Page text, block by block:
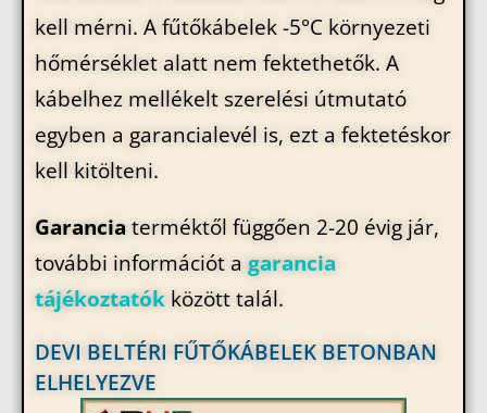
kell mérni. A fűtőkábelek -5°C környezeti
hőmérséklet alatt nem fektethetők. A
kábelhez mellékelt szerelési útmutató
egyben a garancialevél is, ezt a fektetéskor
kell kitölteni.
Garancia terméktől függően 2-20 évig jár,
további információt a garancia
tájékoztatók között talál.
DEVI BELTÉRI FŰTŐKÁBELEK BETONBAN
ELHELYEZVE